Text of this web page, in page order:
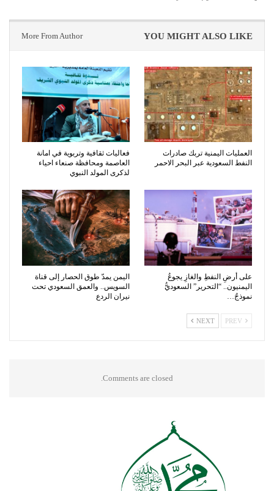
YOU MIGHT ALSO LIKE
More From Author
العمليات اليمنية تربك صادرات
النفط السعودية عبر البحر الاحمر
فعاليات ثقافية وتربوية في امانة
العاصمة ومحافظة صنعاء احياء
لذكرى المولد النبوي
على أرضِ النفطِ والغازِ يجوعُ
اليمنيون.. “التحرير” السعوديُّ
نموذجٌ…
اليمن يمدّ طوق الحصار إلى قناة
السويس.. والعمق السعودي تحت
نيران الردع
NEXT
Comments are closed.